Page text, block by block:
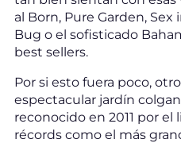
al Born, Pure Garden,
Bug o el sofisticado
best sellers.
Por si esto fuera poco,
espectacular jardín
reconocido en 2011 por el
récords como el más